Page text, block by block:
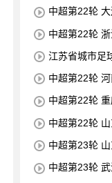
中超第22轮
中超第22轮
江苏省城市足
中超第22轮
中超第22轮
中超第22轮
中超第23轮
中超第23轮